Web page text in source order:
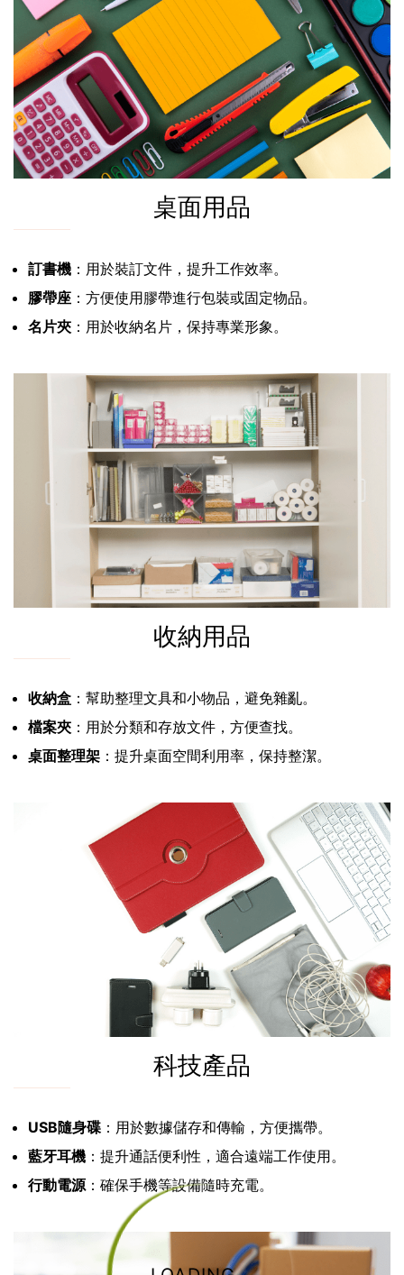
桌面用品
訂書機 ：用於裝訂文件，提升工作效率。
膠帶座 ：方便使用膠帶進行包裝或固定物品。
名片夾 ：用於收納名片，保持專業形象。
收納用品
收納盒 ：幫助整理文具和小物品，避免雜亂。
檔案夾 ：用於分類和存放文件，方便查找。
桌面整理架 ：提升桌面空間利用率，保持整潔。
科技產品
USB隨身碟 ：用於數據儲存和傳輸，方便攜帶。
藍牙耳機 ：提升通話便利性，適合遠端工作使用。
行動電源：確保手機等設備隨時充電。